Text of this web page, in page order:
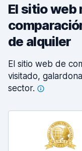
El sitio web
de alquiler
El sitio web de
visitado,
sector.